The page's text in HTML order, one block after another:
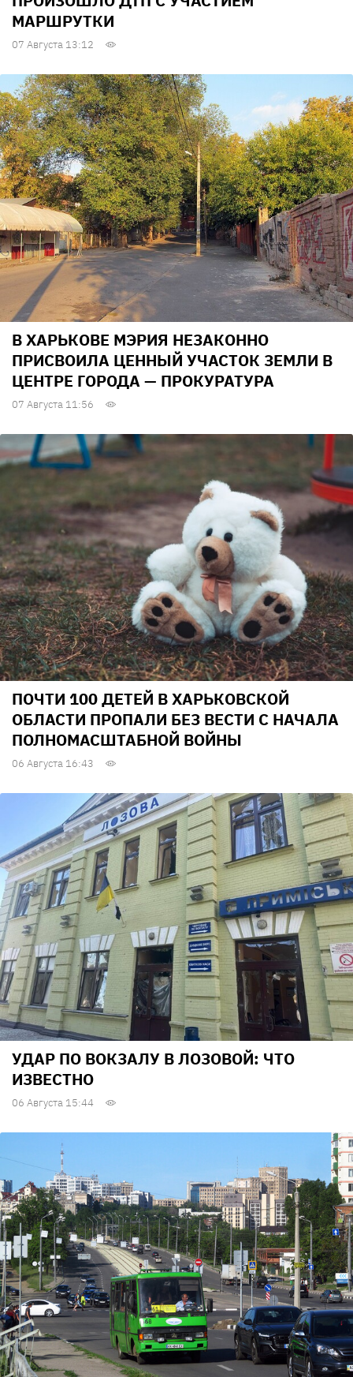
МАРШРУТКИ
07 Августа 13:12
В ХАРЬКОВЕ МЭРИЯ НЕЗАКОННО
ПРИСВОИЛА ЦЕННЫЙ УЧАСТОК ЗЕМЛИ В
ЦЕНТРЕ ГОРОДА — ПРОКУРАТУРА
07 Августа 11:56
ПОЧТИ 100 ДЕТЕЙ В ХАРЬКОВСКОЙ
ОБЛАСТИ ПРОПАЛИ БЕЗ ВЕСТИ С НАЧАЛА
ПОЛНОМАСШТАБНОЙ ВОЙНЫ
06 Августа 16:43
УДАР ПО ВОКЗАЛУ В ЛОЗОВОЙ: ЧТО
ИЗВЕСТНО
06 Августа 15:44